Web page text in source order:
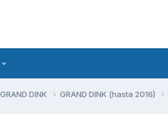
GRAND DINK GRAND DINK (hasta 2016)